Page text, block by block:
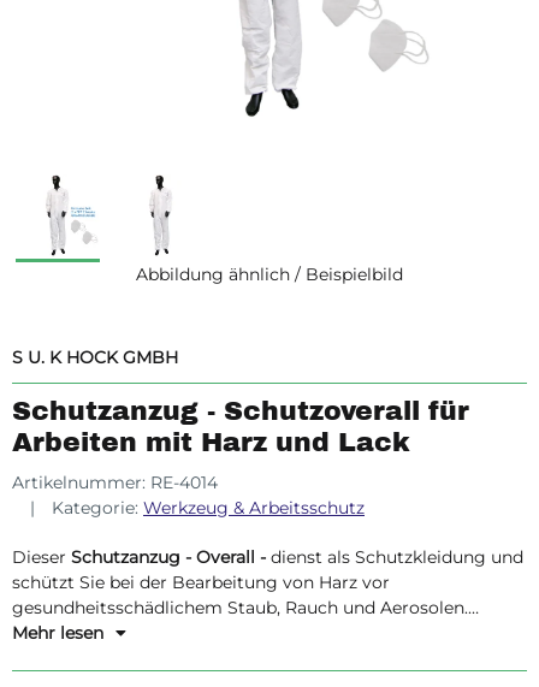
Abbildung ähnlich / Beispielbild
S U. K HOCK GMBH
Schutzanzug - Schutzoverall für
Arbeiten mit Harz und Lack
Artikelnummer: RE-4014
Kategorie: Werkzeug & Arbeitsschutz
Dieser Schutzanzug - Overall - dienst als Schutzkleidung und
schützt Sie bei der Bearbeitung von Harz vor
gesundheitsschädlichem Staub, Rauch und Aerosolen.
Mehr lesen